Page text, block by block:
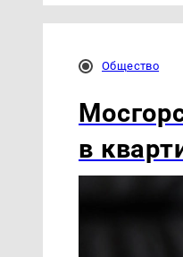
Общество
в